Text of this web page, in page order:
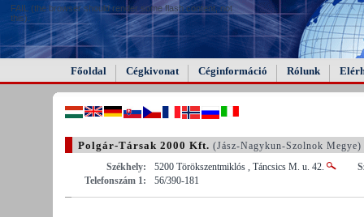
FAIL (the browser should render some flash content, not
this).
Főoldal Cégkivonat Céginformáció Rólunk
Polgár-Társak 2000 Kft. (Jász-Nagykun-Szolnok Megye)
Székhely:
5200 Törökszentmiklós , Táncsics M. u. 42.
Telefonszám 1:
56/390-181